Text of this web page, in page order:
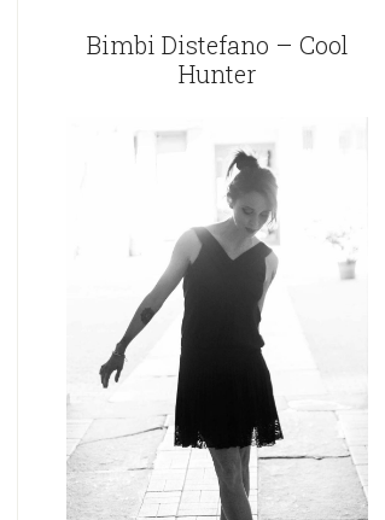
Bimbi Distefano – Cool
Hunter